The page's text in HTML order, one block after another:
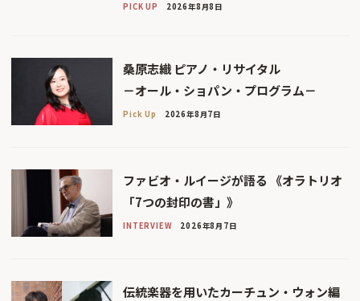
PICK UP 2026年8月8日
桑原志織 ピアノ・リサイタル
－オール・ショパン・プログラム－
Pick Up 2026年8月7日
ファビオ・ルイージが語る 《オラトリオ
「7つの封印の書」》
INTERVIEW 2026年8月7日
伝統楽器を用いたカーチュン・ウォン編